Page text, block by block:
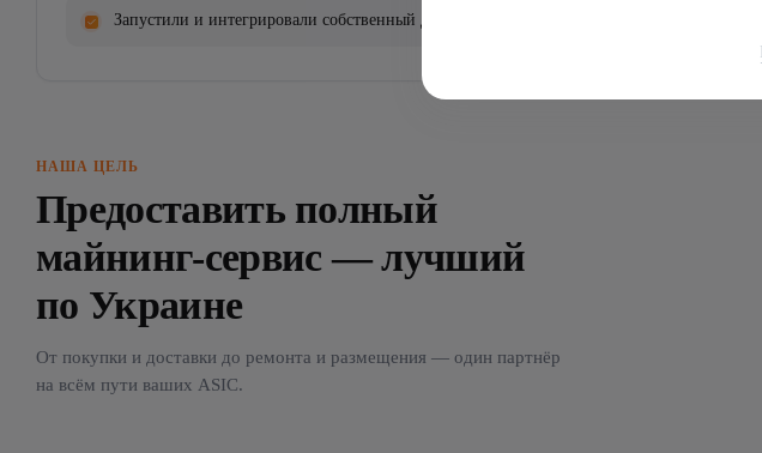
Запустили и интегрировали собственный дата-центр
НАША ЦЕЛЬ
Предоставить полный
майнинг-сервис — лучший
по Украине
От покупки и доставки до ремонта и размещения — один партнёр
на всём пути ваших ASIC.